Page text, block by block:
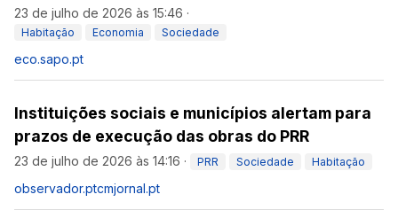
23 de julho de 2026 às 15:46 ·
Habitação Economia Sociedade
eco.sapo.pt
Instituições sociais e municípios alertam para
prazos de execução das obras do PRR
23 de julho de 2026 às 14:16 · PRR Sociedade Habitação
observador.ptcmjornal.pt